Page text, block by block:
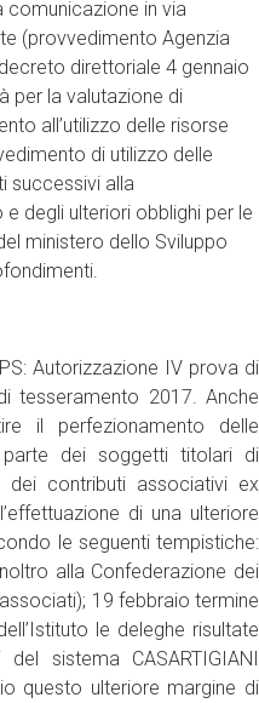
comunicazione in via
(provvedimento Agenzia
direttoriale 4 gennaio
per la valutazione di
all’utilizzo delle risorse
di utilizzo delle
successivi alla
degli ulteriori obblighi per le
ministero dello Sviluppo
Autorizzazione IV prova di
tesseramento 2017. Anche
il perfezionamento delle
dei soggetti titolari di
contributi associativi ex
di una ulteriore
le seguenti tempistiche:
alla Confederazione dei
19 febbraio termine
le deleghe risultate
sistema CASARTIGIANI
questo ulteriore margine di